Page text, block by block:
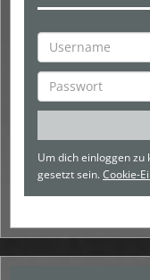
Um dich einloggen zu
gesetzt sein.Cookie-